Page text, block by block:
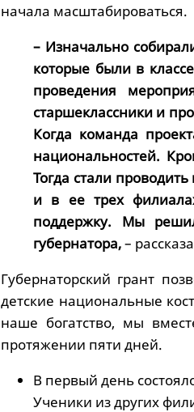
начала масштабироваться.
– Изначально
которые были в
проведения
старшеклассники и
Когда команда
национальностей.
Тогда стали
и в ее трех
поддержку. Мы
губернатора,–
Губернаторский грант
детские национальные
наше богатство, мы
протяжении пяти дней.
В первый день
Ученики из других